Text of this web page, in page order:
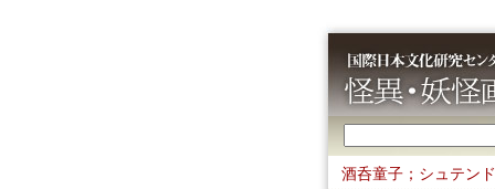
酒呑童子；シュテン